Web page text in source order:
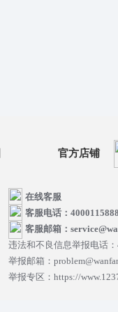
官方店铺
在线客服
客服电话：4000115888
客服邮箱：
违法和不良信息举报电话
举报邮箱：
举报专区：https://